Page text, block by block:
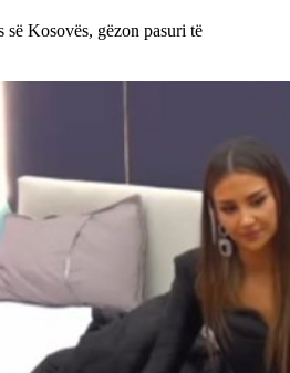
Kosovës, gëzon pasuri të